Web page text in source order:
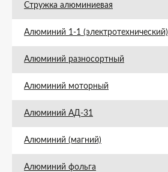
Стружка алюминиевая
Алюминий 1-1 (электротехнический)
Алюминий разносортный
Алюминий моторный
Алюминий АД-31
Алюминий (магний)
Алюминий фольга